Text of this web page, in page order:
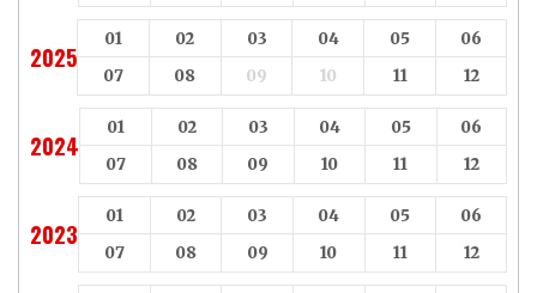
2025
01 02 03 04 05
06
07
08 09 10 11 12
2024
01 02 03 04 05
06
07
08 09 10 11 12
2023
01 02 03 04 05
06
07
08 09 10 11 12